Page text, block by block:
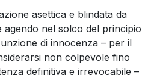
asettica e blindata da
agendo nel solco del principio
di innocenza – per il
non colpevole fino
definitiva e irrevocabile –